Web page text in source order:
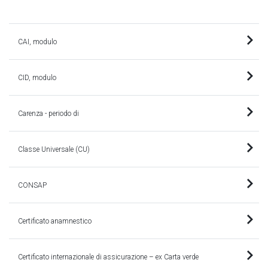
CAI, modulo
CID, modulo
Carenza - periodo di
Classe Universale (CU)
CONSAP
Certificato anamnestico
Certificato internazionale di assicurazione – ex Carta verde